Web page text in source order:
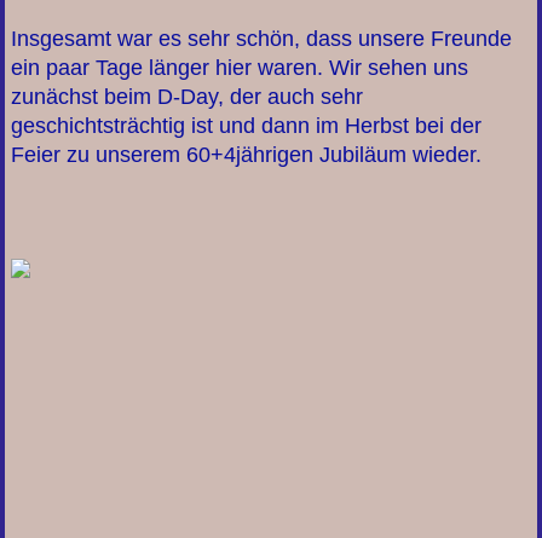
Insgesamt war es sehr schön, dass unsere Freunde
ein paar Tage länger hier waren. Wir sehen uns
zunächst beim D-Day, der auch sehr
geschichtsträchtig ist und dann im Herbst bei der
Feier zu unserem 60+4jährigen Jubiläum wieder.